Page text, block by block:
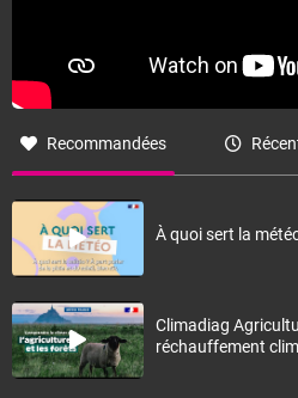
Recommandées
À quoi sert la
Climadiag
réchauffement